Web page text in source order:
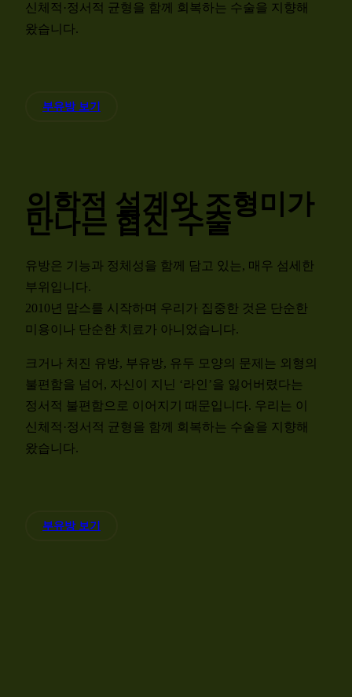
신체적·정서적 균형을 함께 회복하는 수술을 지향해
왔습니다.
부유방 보기
의학적 설계와 조형미가
만나는 협진 수술
유방은 기능과 정체성을 함께 담고 있는, 매우 섬세한
부위입니다.
2010년 맘스를 시작하며 우리가 집중한 것은 단순한
미용이나 단순한 치료가 아니었습니다.
크거나 처진 유방, 부유방, 유두 모양의 문제는 외형의
불편함을 넘어, 자신이 지닌 ‘라인’을 잃어버렸다는
정서적 불편함으로 이어지기 때문입니다. 우리는 이
신체적·정서적 균형을 함께 회복하는 수술을 지향해
왔습니다.
부유방 보기